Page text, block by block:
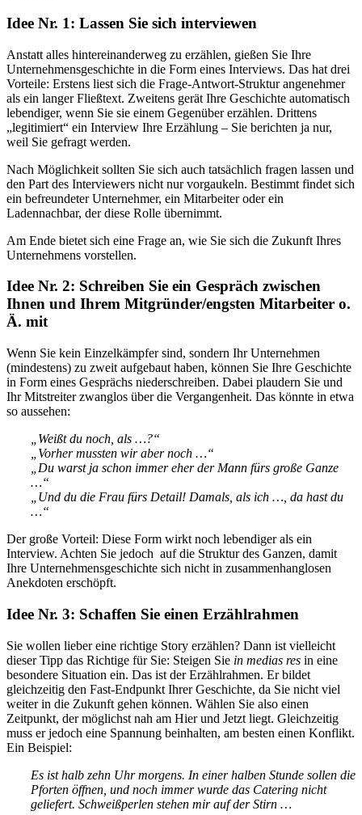
Idee Nr. 1: Lassen Sie sich interviewen
Anstatt alles hintereinanderweg zu erzählen, gießen Sie Ihre
Unternehmensgeschichte in die Form eines Interviews. Das hat drei
Vorteile: Erstens liest sich die Frage-Antwort-Struktur angenehmer
als ein langer Fließtext. Zweitens gerät Ihre Geschichte automatisch
lebendiger, wenn Sie sie einem Gegenüber erzählen. Drittens
„legitimiert“ ein Interview Ihre Erzählung – Sie berichten ja nur,
weil Sie gefragt werden.
Nach Möglichkeit sollten Sie sich auch tatsächlich fragen lassen und
den Part des Interviewers nicht nur vorgaukeln. Bestimmt findet sich
ein befreundeter Unternehmer, ein Mitarbeiter oder ein
Ladennachbar, der diese Rolle übernimmt.
Am Ende bietet sich eine Frage an, wie Sie sich die Zukunft Ihres
Unternehmens vorstellen.
Idee Nr. 2: Schreiben Sie ein Gespräch zwischen
Ihnen und Ihrem Mitgründer/engsten Mitarbeiter o.
Ä. mit
Wenn Sie kein Einzelkämpfer sind, sondern Ihr Unternehmen
(mindestens) zu zweit aufgebaut haben, können Sie Ihre Geschichte
in Form eines Gesprächs niederschreiben. Dabei plaudern Sie und
Ihr Mitstreiter zwanglos über die Vergangenheit. Das könnte in etwa
so aussehen:
„Weißt du noch, als …?“
„Vorher mussten wir aber noch …“
„Du warst ja schon immer eher der Mann fürs große Ganze
…“
„Und du die Frau fürs Detail! Damals, als ich …, da hast du
…“
Der große Vorteil: Diese Form wirkt noch lebendiger als ein
Interview. Achten Sie jedoch auf die Struktur des Ganzen, damit
Ihre Unternehmensgeschichte sich nicht in zusammenhanglosen
Anekdoten erschöpft.
Idee Nr. 3: Schaffen Sie einen Erzählrahmen
Sie wollen lieber eine richtige Story erzählen? Dann ist vielleicht
dieser Tipp das Richtige für Sie: Steigen Sie in medias res in eine
besondere Situation ein. Das ist der Erzählrahmen. Er bildet
gleichzeitig den Fast-Endpunkt Ihrer Geschichte, da Sie nicht viel
weiter in die Zukunft gehen können. Wählen Sie also einen
Zeitpunkt, der möglichst nah am Hier und Jetzt liegt. Gleichzeitig
muss er jedoch eine Spannung beinhalten, am besten einen Konflikt.
Ein Beispiel:
Es ist halb zehn Uhr morgens. In einer halben Stunde sollen die
Pforten öffnen, und noch immer wurde das Catering nicht
geliefert. Schweißperlen stehen mir auf der Stirn …